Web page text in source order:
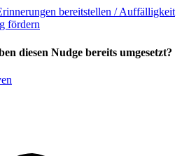
bereitstellen / Auffälligkeit
fördern
diesen Nudge bereits umgesetzt?